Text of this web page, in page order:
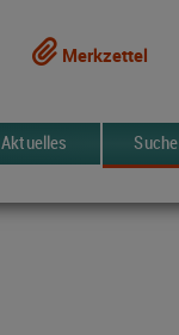
Merkzettel
Aktuelles Suche